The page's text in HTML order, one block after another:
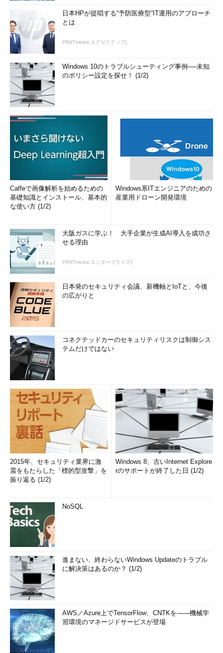
日本HPが提唱する“予防医療型”IT運用のアプローチ
とは
PR(ITmedia エグゼクティブ)
Windows 10のトラブルシューティング事例──未知
のポリシー設定を探せ！ (1/2)
Caffeで画像解析を始めるための
基礎知識とインストール、基本的
な使い方 (1/2)
Windows系ITエンジニアのための
産業用ドローン開発環境
大阪ガスに学ぶ！ 大手企業が生成AI導入を成功さ
せる理由
PR(ITmedia エンタープライズ)
日本発のセキュリティ会議、新機軸とIoTと、今後
の広がりと
コネクテッドカーのセキュリティリスクは制御シス
テムだけではない
2015年、セキュリティ業界に激
震をもたらした「標的型攻撃」を
振り返る (1/2)
Windows 8、古いInternet Explore
rのサポートが終了した日 (1/2)
NoSQL
進まない、終わらないWindows Updateのトラブル
に解決策はあるのか？ (1/2)
AWS／Azure上でTensorFlow、CNTKを――機械学
習環境のマネージドサービスが登場